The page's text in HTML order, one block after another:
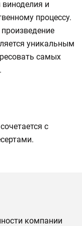
и
процессу.
уникальным
самых
с
компании